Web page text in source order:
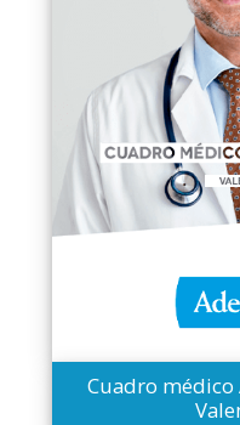
Cuadro médico